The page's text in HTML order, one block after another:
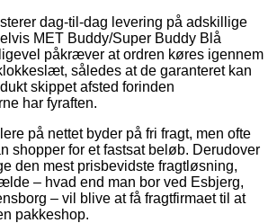
dag-til-dag levering på adskillige
MET Buddy/Super Buddy Blå
påkræver at ordren køres igennem
således at de garanteret kan
skippet afsted forinden
har fyraften.
på nettet byder på fri fragt, men ofte
shopper for et fastsat beløb. Derudover
den mest prisbevidste fragtløsning,
– hvad end man bor ved Esbjerg,
– vil blive at få fragtfirmaet til at
pakkeshop.